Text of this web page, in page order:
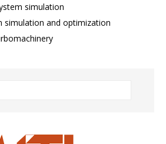
simulation
simulation and optimization